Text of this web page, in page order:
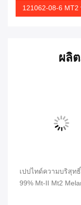
121062-08-6
ผลิ
เปปไทด์ความบริสุท
99% Mt-II Mt2